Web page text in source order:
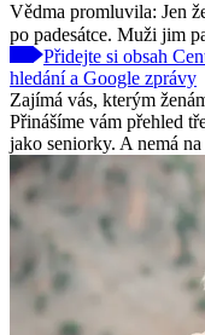
Vědma promluvila: Jen
po padesátce. Muži jim
Přidejte si obsah
hledání a Google zprávy
Zajímá vás, kterým
Přinášíme vám přehled
jako seniorky. A nemá